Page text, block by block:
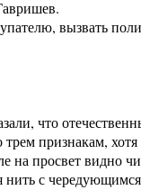
вызвать
что
признакам, хотя
на просвет видно
с